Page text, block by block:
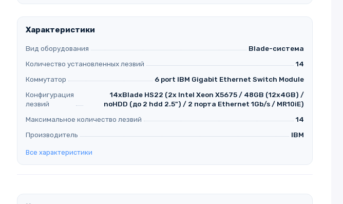
Характеристики
Вид оборудования
Blade-система
Количество установленных лезвий
14
Коммутатор
6 port IBM Gigabit Ethernet Switch Module
Конфигурация
лезвий
14xBlade HS22 (2x Intel Xeon X5675 / 48GB (12x4GB) /
noHDD (до 2 hdd 2.5") / 2 порта Ethernet 1Gb/s / MR10iE)
Максимальное количество лезвий
14
Производитель
IBM
Все характеристики